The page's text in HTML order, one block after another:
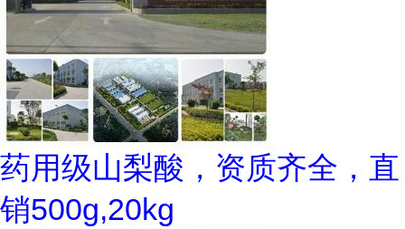
药用级山梨酸，资质齐全，直
销500g,20kg